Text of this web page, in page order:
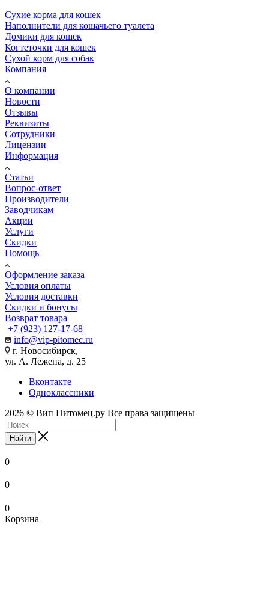
Сухие корма для кошек
Наполнители для кошачьего туалета
Домики для кошек
Когтеточки для кошек
Сухой корм для собак
Компания
О компании
Новости
Отзывы
Реквизиты
Сотрудники
Лицензии
Информация
Статьи
Вопрос-ответ
Производители
Заводчикам
Акции
Услуги
Скидки
Помощь
Оформление заказа
Условия оплаты
Условия доставки
Скидки и бонусы
Возврат товара
+7 (923) 127-17-68
info@vip-pitomec.ru
г. Новосибирск,
ул. А. Лежена, д. 25
Вконтакте
Одноклассники
2026 © Вип Питомец.ру Все права защищены
Найти
0
0
0
Корзина